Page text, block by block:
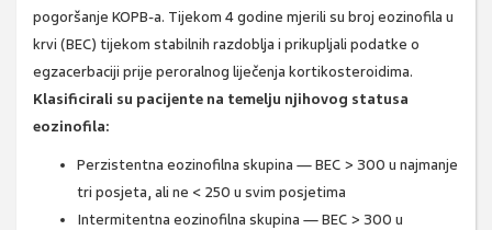
pogoršanje KOPB-a. Tijekom 4 godine mjerili su broj eozinofila u
krvi (BEC) tijekom stabilnih razdoblja i prikupljali podatke o
egzacerbaciji prije peroralnog liječenja kortikosteroidima.
Klasificirali su pacijente na temelju njihovog statusa
eozinofila:
Perzistentna eozinofilna skupina — BEC > 300 u najmanje
tri posjeta, ali ne < 250 u svim posjetima
Intermitentna eozinofilna skupina — BEC > 300 u